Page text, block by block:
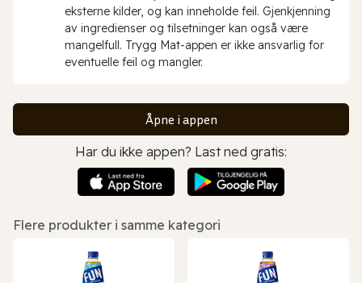
eksterne kilder, og kan inneholde feil. Gjenkjenning
av ingredienser og tilsetninger kan også være
mangelfull. Trygg Mat-appen er ikke ansvarlig for
eventuelle feil og mangler.
Åpne i appen
Har du ikke appen? Last ned gratis:
Flere produkter i samme kategori